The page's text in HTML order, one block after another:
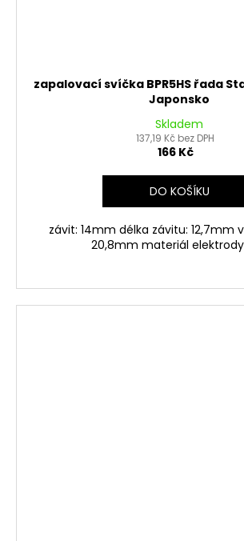
zapalovací svíčka BPR5HS řada
Japonsko
Skladem
137,19 Kč bez DPH
166 Kč
DO KOŠÍKU
závit: 14mm délka závitu: 12,7mm
20,8mm materiál